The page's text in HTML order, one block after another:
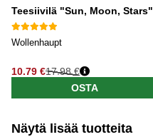
Teesiivilä "Sun, Moon, Stars"
Wollenhaupt
10.79 €17.98 €
OSTA
Näytä lisää tuotteita